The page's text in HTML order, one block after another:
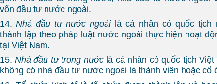
vốn đầu tư nước ngoài.
14.Nhà đầu tư nước ngoàilà cá nhân có quốc tịch
thành lập theo pháp luật nước ngoài thực hiện hoạt
tại Việt Nam.
15. Nhà đầu tư trong nướclà cá nhân có quốc tịch
không có nhà đầu tư nước ngoài là thành viên hoặc cổ